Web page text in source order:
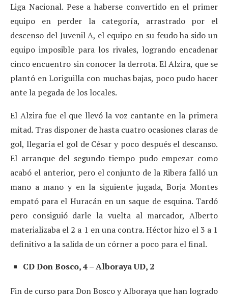
Liga Nacional. Pese a haberse convertido en el primer
equipo en perder la categoría, arrastrado por el
descenso del Juvenil A, el equipo en su feudo ha sido un
equipo imposible para los rivales, logrando encadenar
cinco encuentro sin conocer la derrota. El Alzira, que se
plantó en Loriguilla con muchas bajas, poco pudo hacer
ante la pegada de los locales.
El Alzira fue el que llevó la voz cantante en la primera
mitad. Tras disponer de hasta cuatro ocasiones claras de
gol, llegaría el gol de César y poco después el descanso.
El arranque del segundo tiempo pudo empezar como
acabó el anterior, pero el conjunto de la Ribera falló un
mano a mano y en la siguiente jugada, Borja Montes
empató para el Huracán en un saque de esquina. Tardó
pero consiguió darle la vuelta al marcador, Alberto
materializaba el 2 a 1 en una contra. Héctor hizo el 3 a 1
definitivo a la salida de un córner a poco para el final.
CD Don Bosco, 4 – Alboraya UD, 2
Fin de curso para Don Bosco y Alboraya que han logrado